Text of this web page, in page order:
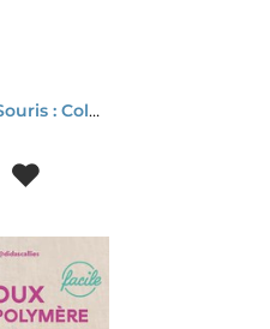
Adorables Souris : Coloriages Doux Et Mignons